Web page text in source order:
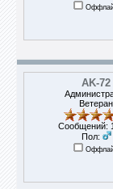
AK-72
Ветеран
Сообщений:
Пол: